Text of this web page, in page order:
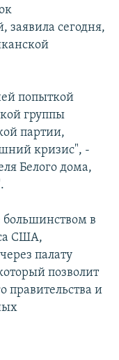
заявила сегодня,
попыткой
группы
партии,
кризис", -
Белого дома,
в
США,
палату
позволит
правительства и